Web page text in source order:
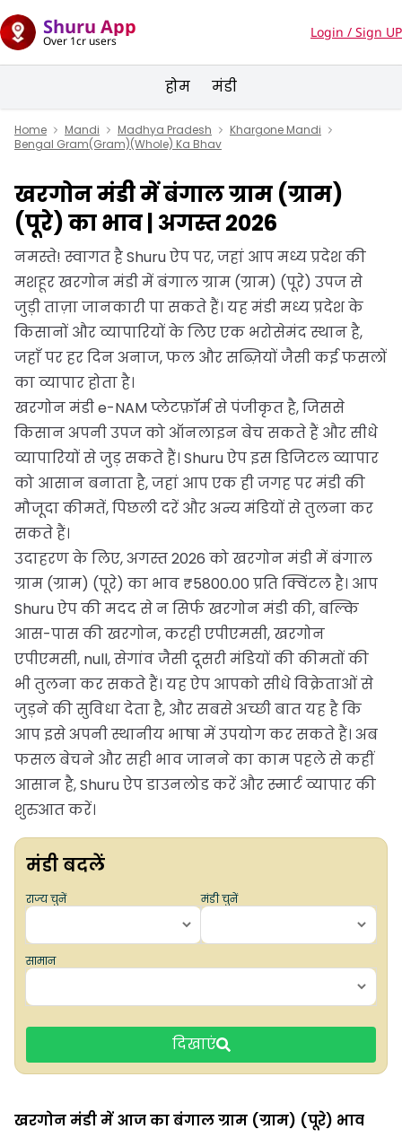
Shuru App
Over 1cr users
Login / Sign UP
होम मंडी
Home Mandi Madhya Pradesh
Khargone Mandi
Bengal Gram(Gram)(Whole) Ka Bhav
खरगोन मंडी में बंगाल ग्राम (ग्राम)
(पूरे) का भाव | अगस्त 2026
नमस्ते! स्वागत है Shuru ऐप पर, जहां आप मध्य प्रदेश की
मशहूर खरगोन मंडी में बंगाल ग्राम (ग्राम) (पूरे) उपज से
जुड़ी ताज़ा जानकारी पा सकते हैं। यह मंडी मध्य प्रदेश के
किसानों और व्यापारियों के लिए एक भरोसेमंद स्थान है,
जहाँ पर हर दिन अनाज, फल और सब्ज़ियों जैसी कई फसलों
का व्यापार होता है।
खरगोन मंडी e-NAM प्लेटफ़ॉर्म से पंजीकृत है, जिससे
किसान अपनी उपज को ऑनलाइन बेच सकते हैं और सीधे
व्यापारियों से जुड़ सकते हैं। Shuru ऐप इस डिजिटल व्यापार
को आसान बनाता है, जहां आप एक ही जगह पर मंडी की
मौजूदा कीमतें, पिछली दरें और अन्य मंडियों से तुलना कर
सकते हैं।
उदाहरण के लिए, अगस्त 2026 को खरगोन मंडी में बंगाल
ग्राम (ग्राम) (पूरे) का भाव ₹5800.00 प्रति क्विंटल है। आप
Shuru ऐप की मदद से न सिर्फ खरगोन मंडी की, बल्कि
आस-पास की खरगोन, करही एपीएमसी, खरगोन
एपीएमसी, null, सेगांव जैसी दूसरी मंडियों की कीमतों की
भी तुलना कर सकते हैं। यह ऐप आपको सीधे विक्रेताओं से
जुड़ने की सुविधा देता है, और सबसे अच्छी बात यह है कि
आप इसे अपनी स्थानीय भाषा में उपयोग कर सकते हैं। अब
फसल बेचने और सही भाव जानने का काम पहले से कहीं
आसान है, Shuru ऐप डाउनलोड करें और स्मार्ट व्यापार की
शुरुआत करें।
मंडी बदलें
राज्य चुनें मंडी चुनें
सामान
दिखाएं
खरगोन मंडी में आज का बंगाल ग्राम (ग्राम) (पूरे) भाव